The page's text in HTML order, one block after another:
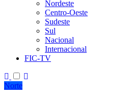
Nordeste
Centro-Oeste
Sudeste
Sul
Nacional
Internacional
FIC-TV
Norte